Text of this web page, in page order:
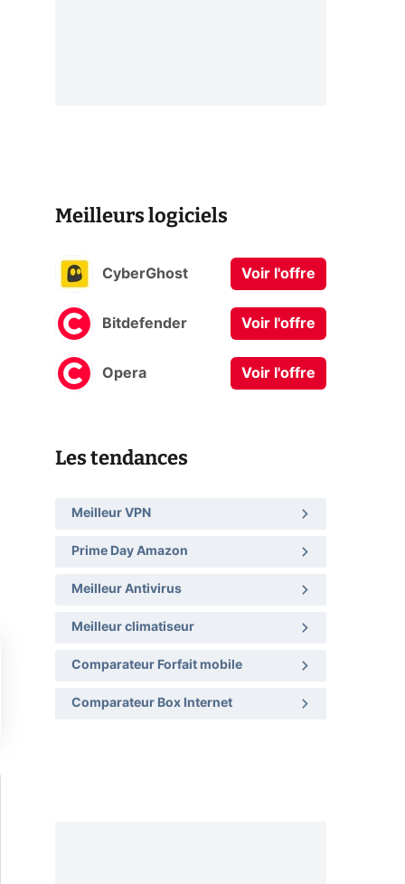
Meilleurs logiciels
CyberGhost Voir l'offre
Bitdefender Voir l'offre
Opera Voir l'offre
Les tendances
Meilleur VPN
Prime Day Amazon
Meilleur Antivirus
Meilleur climatiseur
Comparateur Forfait mobile
Comparateur Box Internet